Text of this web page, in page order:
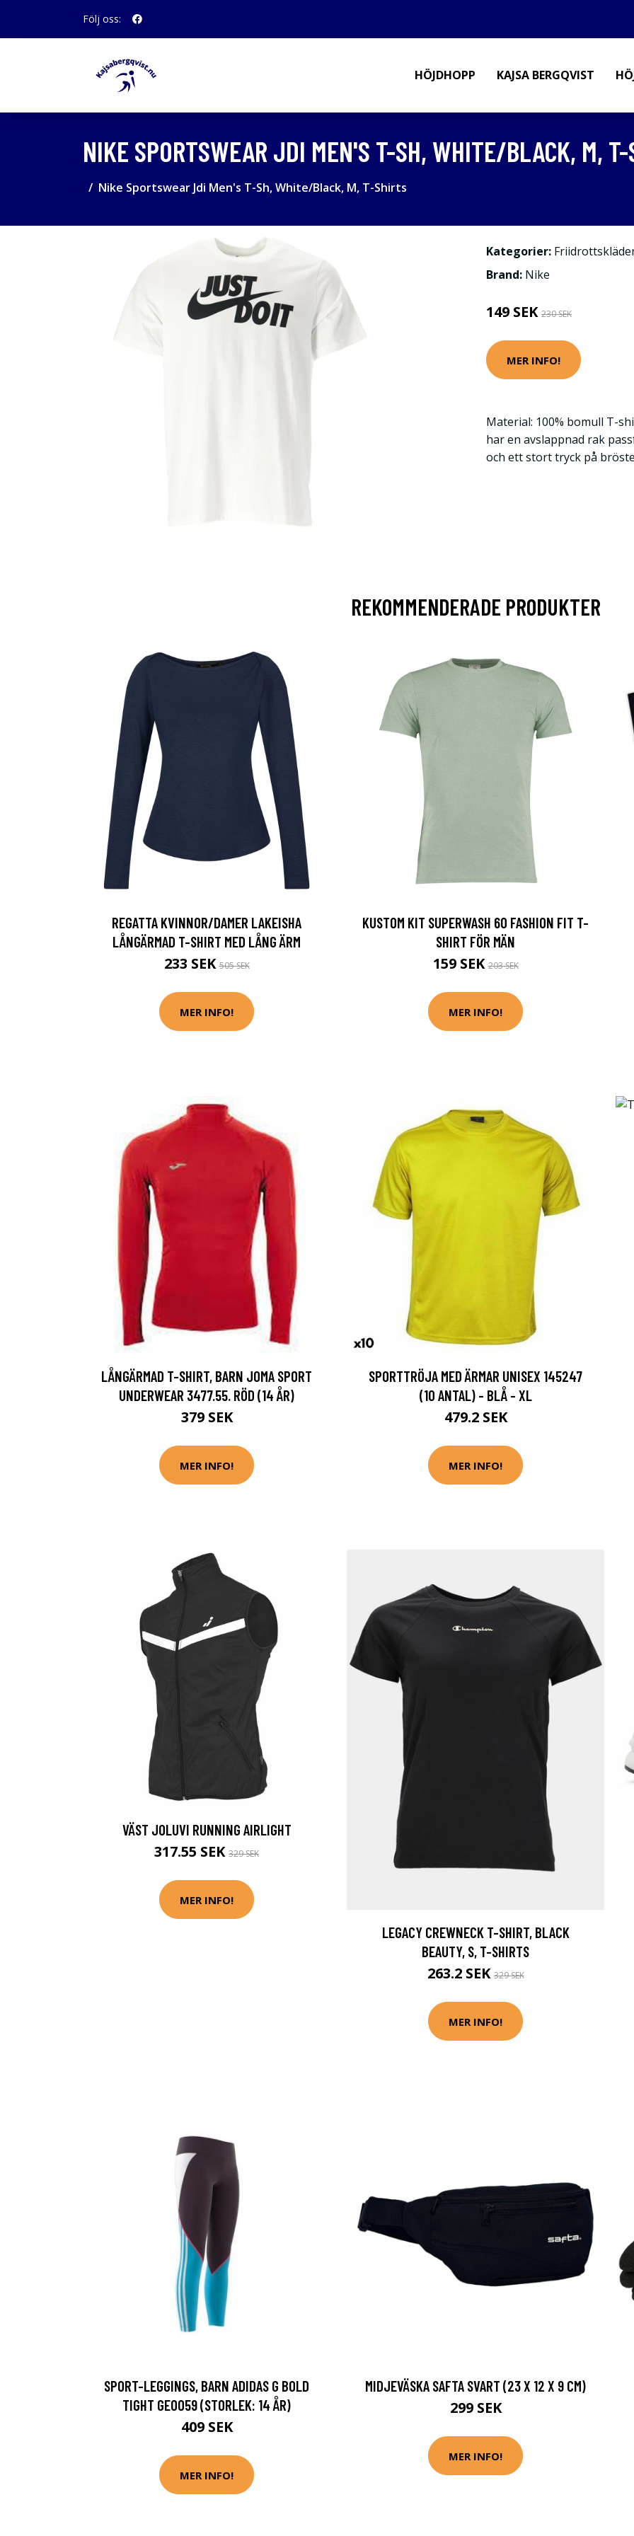
Följ oss:
HÖJDHOPP KAJSA BERGQVIST
NIKE SPORTSWEAR JDI MEN'S T-SH, WHITE/BLACK, M, T-
Nike Sportswear Jdi Men's T-Sh, White/Black, M, T-Shirts
Kategorier:
Brand: Nike
149 SEK 230 SEK
MER INFO!
Material: 100% bomull T-
har en avslappnad rak
och ett stort tryck på
REKOMMENDERADE PRODUKTER
REGATTA KVINNOR/DAMER LAKEISHA
LÅNGÄRMAD T-SHIRT MED LÅNG ÄRM
233 SEK505 SEK
MER INFO!
KUSTOM KIT SUPERWASH 60 FASHION FIT T-
SHIRT FÖR MÄN
159 SEK203 SEK
MER INFO!
LÅNGÄRMAD T-SHIRT, BARN JOMA SPORT
UNDERWEAR 3477.55. RÖD (14 ÅR)
379 SEK
MER INFO!
SPORTTRÖJA MED ÄRMAR UNISEX 145247
(10 ANTAL) - BLÅ - XL
479.2 SEK
MER INFO!
VÄST JOLUVI RUNNING AIRLIGHT
317.55 SEK 329 SEK
MER INFO!
LEGACY CREWNECK T-SHIRT, BLACK
BEAUTY, S, T-SHIRTS
263.2 SEK329 SEK
MER INFO!
SPORT-LEGGINGS, BARN ADIDAS G BOLD
TIGHT GE0059 (STORLEK: 14 ÅR)
409 SEK
MER INFO!
MIDJEVÄSKA SAFTA SVART (23 X 12 X 9 CM)
299 SEK
MER INFO!